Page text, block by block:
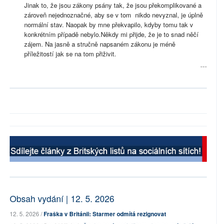
Jinak to, že jsou zákony psány tak, že jsou překomplikované a
zároveň nejednoznačné, aby se v tom nikdo nevyznal, je úplně
normální stav. Naopak by mne překvapilo, kdyby tomu tak v
konkrétním případě nebylo.Někdy mi přijde, že je to snad něčí
zájem. Na jasně a stručně napsaném zákonu je méně
příležitostí jak se na tom přiživit.
Obsah vydání | 12. 5. 2026
12. 5. 2026 /Fraška v Británii: Starmer odmítá rezignovat